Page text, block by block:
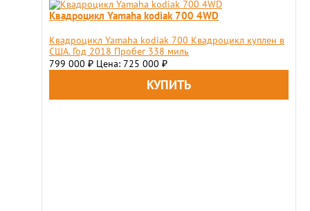
Квадроцикл Yamaha kodiak 700 4WD
Квадроцикл Yamaha kodiak 700 Квадроцикл куплен в
США. Год 2018 Пробег 338 миль
799 000 ₽ Цена: 725 000 ₽